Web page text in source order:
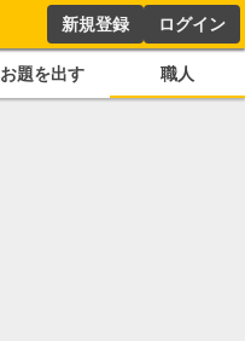
新規登録 ログイン
お題を出す 職人